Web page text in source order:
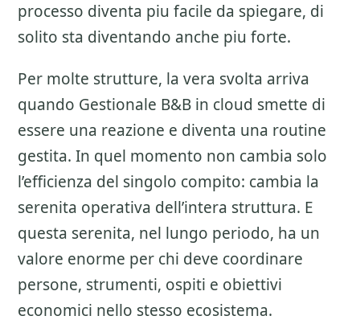
processo diventa piu facile da spiegare, di
solito sta diventando anche piu forte.
Per molte strutture, la vera svolta arriva
quando Gestionale B&B in cloud smette di
essere una reazione e diventa una routine
gestita. In quel momento non cambia solo
l’efficienza del singolo compito: cambia la
serenita operativa dell’intera struttura. E
questa serenita, nel lungo periodo, ha un
valore enorme per chi deve coordinare
persone, strumenti, ospiti e obiettivi
economici nello stesso ecosistema.